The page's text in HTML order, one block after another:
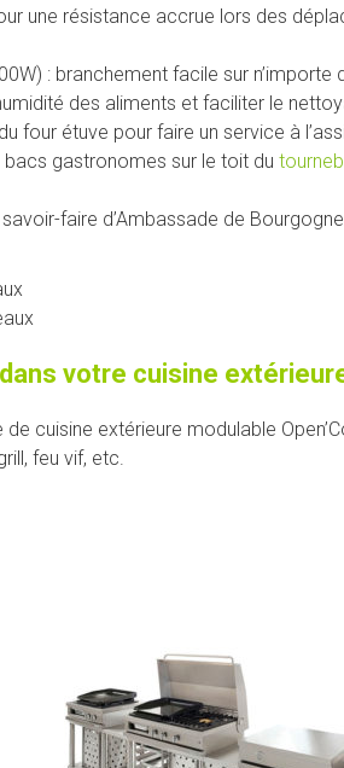
une résistance accrue lors des
: branchement facile sur
des aliments et faciliter le
four étuve pour faire un service à
gastronomes sur le toit du
faire d’Ambassade de
votre cuisine
cuisine extérieure modulable
feu vif, etc.